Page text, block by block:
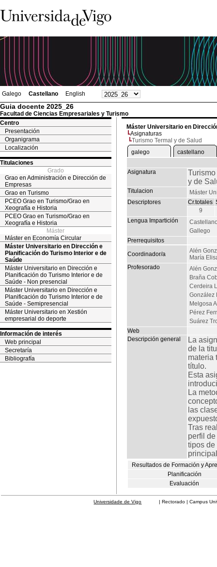
Galego Castellano English
Guia docente 2025_26
Facultad de Ciencias Empresariales y Turismo
Centro
Presentación
Organigrama
Localización
Titulaciones
Grado
Grao en Administración e Dirección de
Empresas
Grao en Turismo
PCEO Grao en Turismo/Grao en
Xeografía e Historia
PCEO Grao en Turismo/Grao en
Xeografía e Historia
Máster
Máster en Economía Circular
Máster Universitario en Dirección e
Planificación do Turismo Interior e de
Saúde
Máster Universitario en Dirección e
Planificación do Turismo Interior e de
Saúde - Non presencial
Máster Universitario en Dirección e
Planificación do Turismo Interior e de
Saúde - Semipresencial
Máster Universitario en Xestión
empresarial do deporte
Información de interés
Web principal
Secretaría
Bibliografía
Máster Universitario en
Asignaturas
Turismo Termal y de Salud
galego
castellano
Asignatura
Turismo
y de
Titulacion
Máster
Descriptores
Cr.totales
9
Lengua Impartición
Gallego
Prerrequisitos
Coordinador/a
Alén
María
Profesorado
Alén
Braña
Cerdeira
González
Melgosa
Pérez
Suárez
Web
Descripción general
La
de la
materia
título.
Esta
La
las
Tras
perfil
tipos de
Resultados de Formación y
Planificación
Evaluación
Universidade de Vigo | Rectorado | Campus